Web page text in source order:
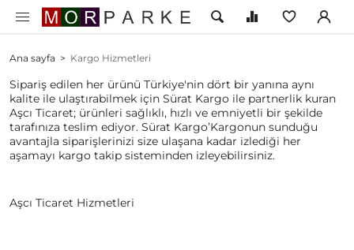
Ana sayfa > Kargo Hizmetleri
Sipariş edilen her ürünü Türkiye'nin dört bir yanına aynı
kalite ile ulaştırabilmek için Sürat Kargo ile partnerlik kuran
Aşcı Ticaret; ürünleri sağlıklı, hızlı ve emniyetli bir şekilde
tarafınıza teslim ediyor. Sürat Kargo’Kargonun sunduğu
avantajla siparişlerinizi size ulaşana kadar izlediği her
aşamayı kargo takip sisteminden izleyebilirsiniz.
Aşcı Ticaret Hizmetleri